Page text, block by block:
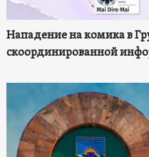
Нападение на комика в
скоординированной